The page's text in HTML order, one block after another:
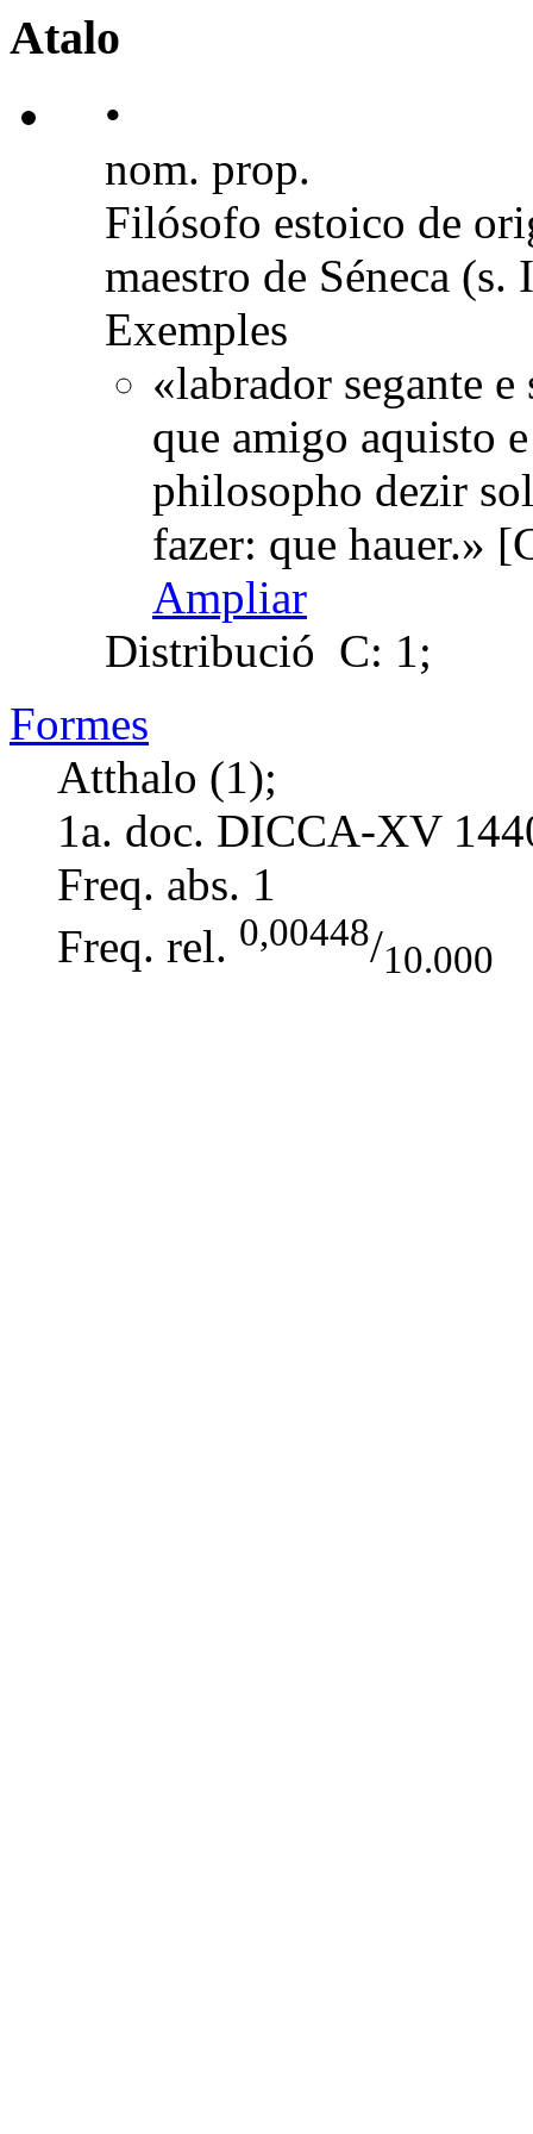
Atalo
•
nom. prop.
Filósofo estoico de
maestro de Séneca (s.
Exemples
«labrador segante
que amigo aquisto
philosopho dezir
fazer: que hauer.»
Ampliar
Distribució C: 1;
Formes
Atthalo (1);
1a. doc. DICCA-XV
Freq. abs. 1
Freq. rel. 0,00448/10.000